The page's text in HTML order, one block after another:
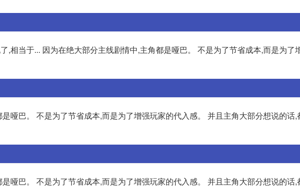
,相当于... 因为在绝大部分主线剧情中,主角都是哑巴。 不是为了节省成本,而是为了
哑巴。 不是为了节省成本,而是为了增强玩家的代入感。 并且主角大部分想说的话,
哑巴。 不是为了节省成本,而是为了增强玩家的代入感。 并且主角大部分想说的话,